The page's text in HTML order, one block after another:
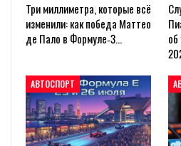
Три миллиметра, которые всё
изменили: как победа Маттео
де Пало в Формуле‑3…
АВТОСПОРТ